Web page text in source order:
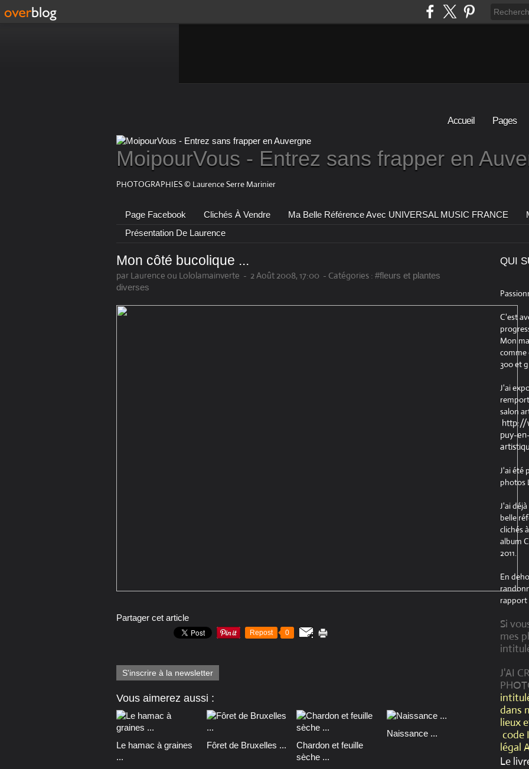
Accueil Pages
MoipourVous - Entrez sans frapper en
PHOTOGRAPHIES © Laurence Serre Marinier
Page Facebook Clichés À Vendre Ma Belle Référence Avec UNIVERSAL MUSIC FRANCE
Présentation De Laurence
Mon côté bucolique ...
par Laurence ou Lololamainverte - 2 Août 2008, 17:00 - Catégories : #fleurs et plantes
diverses
Partager cet article
Repost 0
S'inscrire à la newsletter
Vous aimerez aussi :
Le hamac à graines
...
Fôret de Bruxelles ...
Chardon et feuille
sèche ...
Naissance ...
QUI
C'est
Mon
comme
300 et
J'ai
salon
http://
puy-
J'ai été
photos
J'ai
belle
clichés
album
2011.
En
rapport
Si
mes
J'AI
dans
lieux
code
légal
Le